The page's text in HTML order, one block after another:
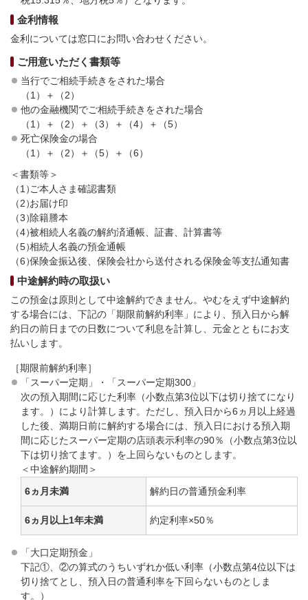
金利情報
金利については窓口にお問い合わせください。
ご用意いただく書類等
当行でご相続手続きをされた場合
（1）＋（2）
他の金融機関でご相続手続きをされた場合
（1）＋（2）＋（3）＋（4）＋（5）
死亡保険金の場合
（1）＋（2）＋（5）＋（6）
＜書類等＞
（1）ご本人さま確認書類
（2）お届け印
（3）除籍謄本
（4）被相続人名義の解約済通帳、証書、計算書等
（5）相続人名義の預金通帳
（6）保険金振込後、保険会社から送付される保険金等支払通知書
中途解約時の取扱い
この預金は原則として中途解約できません。やむをえず中途解約
する場合には、下記の「期限前解約利率」により、預入日から解
約日の前日までの日数について利息を計算し、元金とともにお支
払いします。
［期限前解約利率］
「スーパー定期」・「スーパー定期300」
次の預入期間に応じた利率（小数点第3位以下は切り捨てになり
ます。）により計算します。ただし、預入日から6ヵ月以上経過
した後、満期日前に解約する場合には、預入日における預入期
間に応じたスーパー定期の店頭表示利率の90％（小数点第3位以
下は切り捨てます。）を上回らないものとします。
＜中途解約期間＞
6ヵ月未満
解約日の普通預金利率
6ヵ月以上1年未満 約定利率×50％
「大口定期預金」
下記①、②の算式のうちいずれか低い利率（小数点第4位以下は
切り捨てとし、預入日の普通利率を下回らないものとしま
す。）